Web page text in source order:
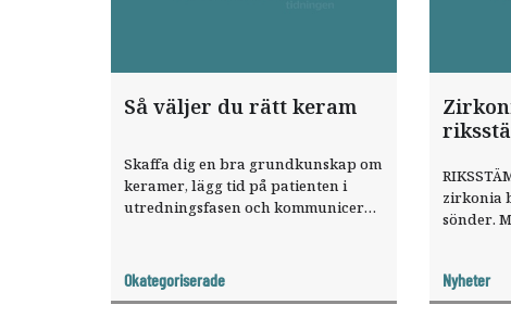
Så väljer du rätt keram
Skaffa dig en bra grundkunskap om
keramer, lägg tid på patienten i
utredningsfasen och kommunicera
alla som vill lyckas med dental
keramik.
Okategoriserade
zirkonia
sönder.
Nyheter